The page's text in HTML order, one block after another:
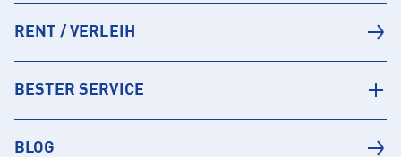
RENT / VERLEIH
BESTER SERVICE
BLOG